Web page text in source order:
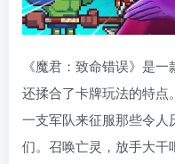
《魔君：致命错误》是
还揉合了卡牌玩法的特点
一支军队来征服那些令
们。召唤亡灵，放手大干